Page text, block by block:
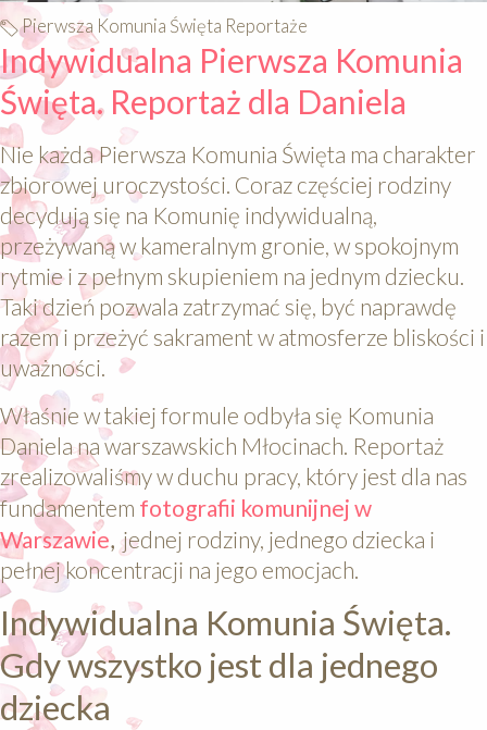
Pierwsza Komunia Święta Reportaże
Indywidualna Pierwsza Komunia
Święta. Reportaż dla Daniela
Nie każda Pierwsza Komunia Święta ma charakter
zbiorowej uroczystości. Coraz częściej rodziny
decydują się na Komunię indywidualną,
przeżywaną w kameralnym gronie, w spokojnym
rytmie i z pełnym skupieniem na jednym dziecku.
Taki dzień pozwala zatrzymać się, być naprawdę
razem i przeżyć sakrament w atmosferze bliskości i
uważności.
Właśnie w takiej formule odbyła się Komunia
Daniela na warszawskich Młocinach. Reportaż
zrealizowaliśmy w duchu pracy, który jest dla nas
fundamentem fotografii komunijnej w
Warszawie, jednej rodziny, jednego dziecka i
pełnej koncentracji na jego emocjach.
Indywidualna Komunia Święta.
Gdy wszystko jest dla jednego
dziecka